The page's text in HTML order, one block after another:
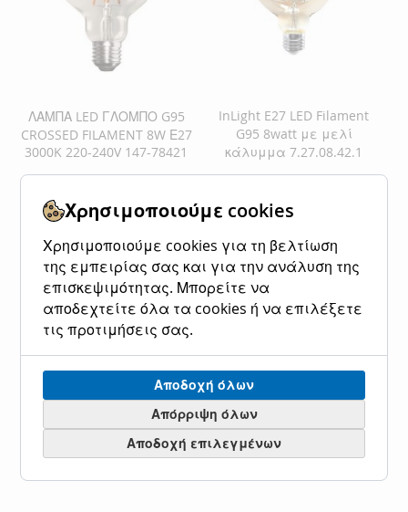
ΛΑΜΠΑ LED ΓΛΟΜΠΟ G95
CROSSED FILAMENT 8W Ε27
3000K 220-240V 147-78421
Ειδική
3,54 € Κανονική τιμή 4,39 €
Προσθήκη στο Καλάθι
ΠΡΟΣΘΉΚΗ
ΣΤΗ
ΛΊΣΤΑ
ΕΠΙΘΥΜΙΏΝ
ΠΡΟΣΘΉΚΗ
ΓΙΑ
ΣΎΓΚΡΙΣΗ
InLight E27 LED Filament
G95 8watt με μελί
κάλυμμα 7.27.08.42.1
Ειδική
6,00 € Κανονική τιμή 7,44 €
ΠΡΟΣΘΉΚΗ
ΛΊΣΤΑ
ΕΠΙΘΥΜΙΏΝ
ΠΡΟΣΘΉΚΗ
ΣΎΓΚΡΙΣΗ
Χρησιμοποιούμε cookies
Χρησιμοποιούμε cookies για τη βελτίωση
της εμπειρίας σας και για την ανάλυση της
επισκεψιμότητας. Μπορείτε να
αποδεχτείτε όλα τα cookies ή να επιλέξετε
τις προτιμήσεις σας.
Αποδοχή όλων
Απόρριψη όλων
Αποδοχή επιλεγμένων